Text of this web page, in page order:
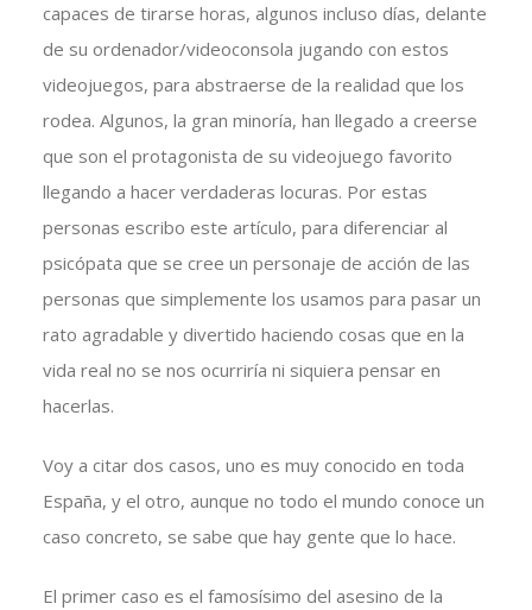
capaces de tirarse horas, algunos incluso días, delante
de su ordenador/videoconsola jugando con estos
videojuegos, para abstraerse de la realidad que los
rodea. Algunos, la gran minoría, han llegado a creerse
que son el protagonista de su videojuego favorito
llegando a hacer verdaderas locuras. Por estas
personas escribo este artículo, para diferenciar al
psicópata que se cree un personaje de acción de las
personas que simplemente los usamos para pasar un
rato agradable y divertido haciendo cosas que en la
vida real no se nos ocurriría ni siquiera pensar en
hacerlas.
Voy a citar dos casos, uno es muy conocido en toda
España, y el otro, aunque no todo el mundo conoce un
caso concreto, se sabe que hay gente que lo hace.
El primer caso es el famosísimo del asesino de la